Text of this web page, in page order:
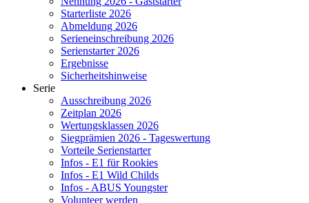
Starterliste 2026
Abmeldung 2026
Serieneinschreibung 2026
Serienstarter 2026
Ergebnisse
Sicherheitshinweise
Serie
Ausschreibung 2026
Zeitplan 2026
Wertungsklassen 2026
Siegprämien 2026 - Tageswertung
Vorteile Serienstarter
Infos - E1 für Rookies
Infos - E1 Wild Childs
Infos - ABUS Youngster
Volunteer werden